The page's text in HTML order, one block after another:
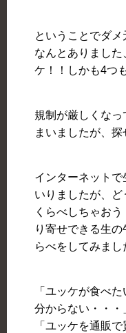
ということでダメ
なんとありまし
ケ！！しかも4つ
規制が厳しくな
まいましたが、探
インターネット
いりましたが、
くらべしちゃお
り寄せできる生
らべをしてみまし
「ユッケが食べ
分からない・・・
「ユッケを通販